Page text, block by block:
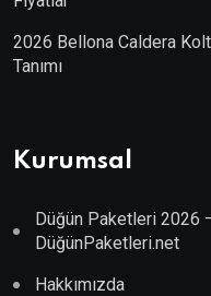
2026 Bellona Caldera
Tanımı
Kurumsal
Düğün Paketleri 2026
DüğünPaketleri.net
Hakkımızda